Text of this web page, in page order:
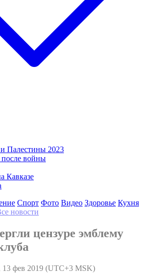
Палестины 2023
войны
Кавказе
Спорт Фото Видео Здоровье Кухня
новости
цензуре эмблему
13 фев 2019 (UTC+3 MSK)